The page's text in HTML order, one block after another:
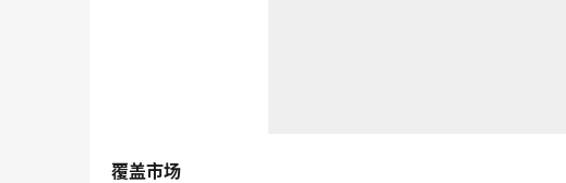
覆盖市场